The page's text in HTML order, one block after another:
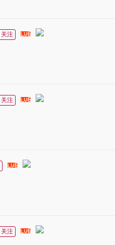
关注
关注
关注